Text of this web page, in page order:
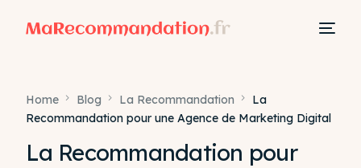
Home Blog La Recommandation
La
Recommandation pour une Agence de Marketing Digital
La Recommandation pour